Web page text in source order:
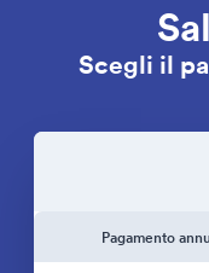
Scegli il
Pagamento